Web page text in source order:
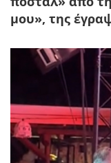
μου», της